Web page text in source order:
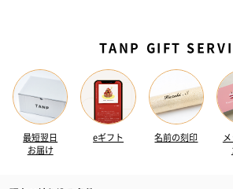
TANP GIFT
最短翌日
お届け
eギフト 名前の刻印